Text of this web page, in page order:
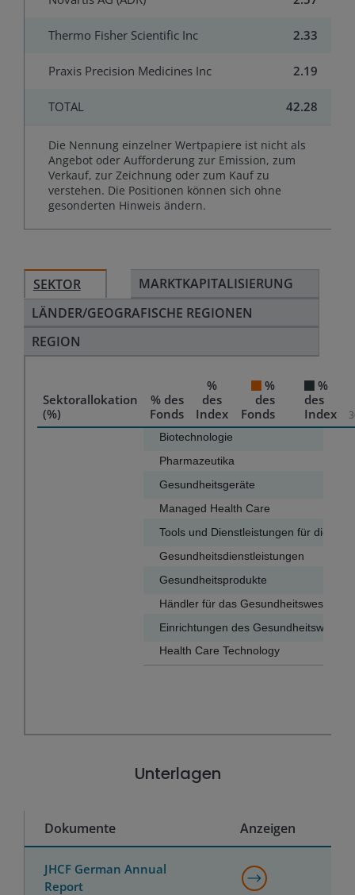
Thermo Fisher Scientific Inc 2.33
Praxis Precision Medicines Inc 2.19
TOTAL 42.28
Die Nennung einzelner Wertpapiere ist nicht als
Angebot oder Aufforderung zur Emission, zum
Verkauf, zur Zeichnung oder zum Kauf zu
verstehen. Die Positionen können sich ohne
gesonderten Hinweis ändern.
SEKTOR
MARKTKAPITALISIERUNG
LÄNDER/GEOGRAFISCHE REGIONEN
REGION
Sektorallokation
(%)
% des
Fonds
%
des
Index
%
des
Fonds
%
des
Index
Bar chart with 2 data series.
The chart has 1 X axis displaying categories.
Biotechnologie
Pharmazeutika
Gesundheitsgeräte
Managed Health Care
Tools und Dienstleistungen für die Life
Gesundheitsdienstleistungen
Gesundheitsprodukte
Händler für das Gesundheitswesen
Einrichtungen des Gesundheitswesens
Health Care Technology
Unterlagen
Dokumente Anzeigen
JHCF German Annual
Report